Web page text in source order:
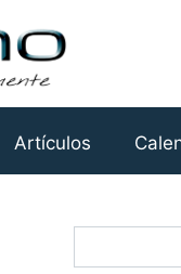
Artículos
Buscar: